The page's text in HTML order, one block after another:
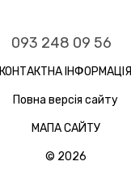
093 248 09 56
КОНТАКТНА ІНФОРМАЦІЯ
Повна версія сайту
МАПА САЙТУ
© 2026